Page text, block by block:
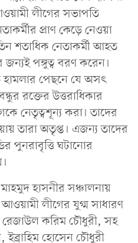
লীগের সভাপতি
প্রাণ কেড়ে নেওয়া
শতাধিক নেতাকর্মী আহত
পঙ্গুত্ব বরণ করেন।
হামলার পেছনে যে অসৎ
রক্তের উত্তরাধিকার
নেতৃত্বশূন্য করা। তাদের
তারা অতৃপ্ত। এজন্য তাদের
পুনরাবৃত্তি ঘটানোর
হাসনীর সঞ্চালনায়
আওয়ামী লীগের যুগ্ম সাধারণ
করিম চৌধুরী, সহ
হোসেন চৌধুরী